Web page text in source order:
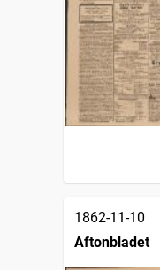
1862-11-10
Aftonbladet